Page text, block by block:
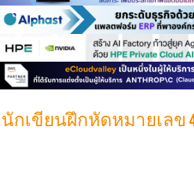
นักเขียนฝึกหัดหมายเลข